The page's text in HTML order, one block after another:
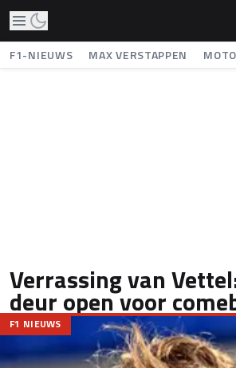
F1-NIEUWS MAX VERSTAPPEN
Verrassing van
deur open voor
F1 NIEUWS